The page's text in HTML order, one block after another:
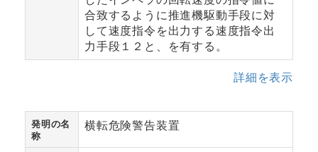
合致するように推進機駆動手段に対
して速度指令を出力する速度指令出
力手段１２と、を有する。
詳細を表示
発明の名
称
横転危険警告装置